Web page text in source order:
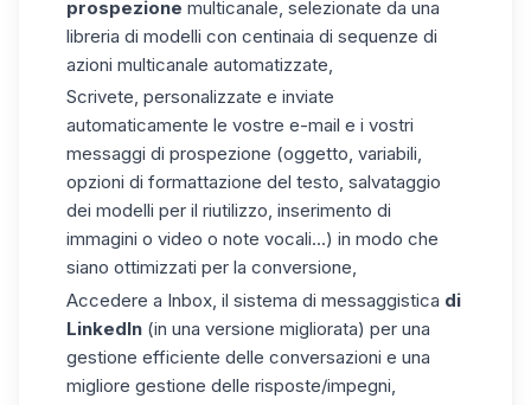
prospezione multicanale, selezionate da una
libreria di modelli con centinaia di sequenze di
azioni multicanale automatizzate,
Scrivete, personalizzate e inviate
automaticamente le vostre e-mail e i vostri
messaggi di prospezione (oggetto, variabili,
opzioni di formattazione del testo, salvataggio
dei modelli per il riutilizzo, inserimento di
immagini o video o note vocali...) in modo che
siano ottimizzati per la conversione,
Accedere a Inbox, il sistema di messaggistica di
LinkedIn (in una versione migliorata) per una
gestione efficiente delle conversazioni e una
migliore gestione delle risposte/impegni,